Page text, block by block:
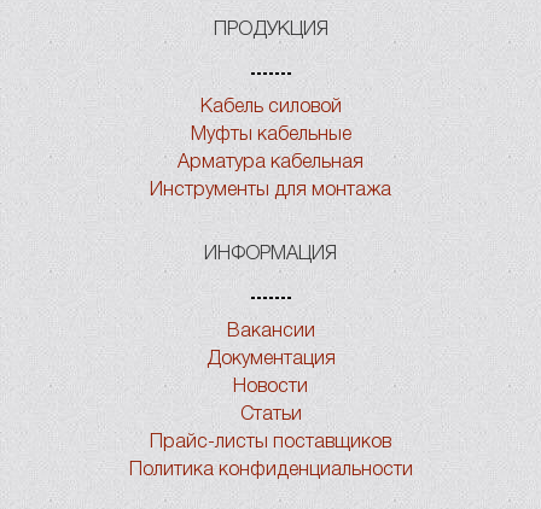
ПРОДУКЦИЯ
Кабель силовой
Муфты кабельные
Арматура кабельная
Инструменты для монтажа
ИНФОРМАЦИЯ
Вакансии
Документация
Новости
Статьи
Прайс-листы поставщиков
Политика конфиденциальности